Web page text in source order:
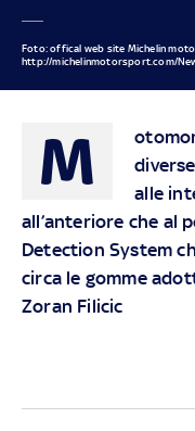
Foto: offical web site Michelin
http://michelinmotorsport.com/
M
alle
all’anteriore che al
Detection System
circa le gomme
Zoran Filicic